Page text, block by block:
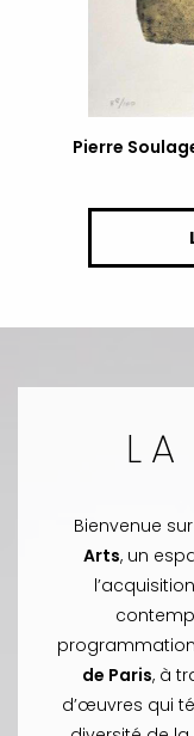
Pierre
Bienvenue
Arts, un
de Paris, à
d’œuvres qui